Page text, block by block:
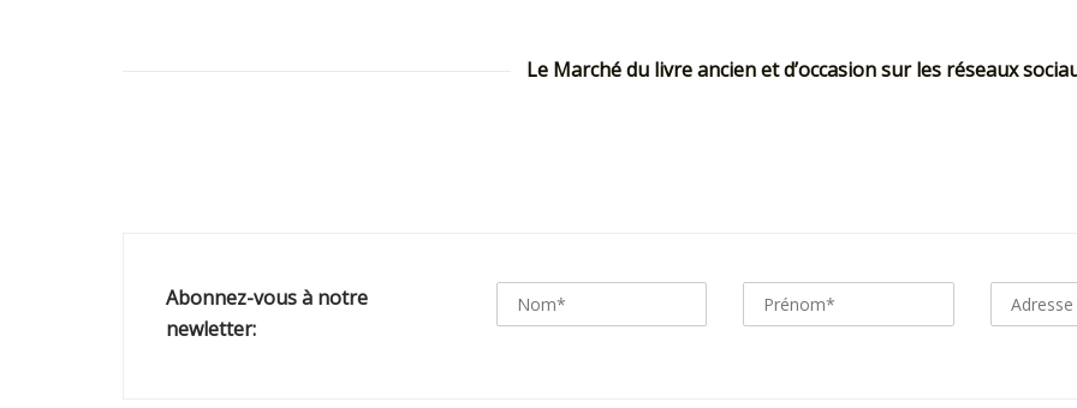
Le Marché du livre ancien et d’occasion sur les réseaux
Abonnez-vous à notre
newletter: